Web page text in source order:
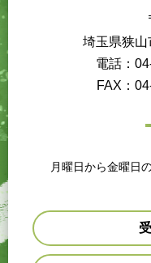
埼玉県狭
電話：
FAX：
月曜日から金曜日